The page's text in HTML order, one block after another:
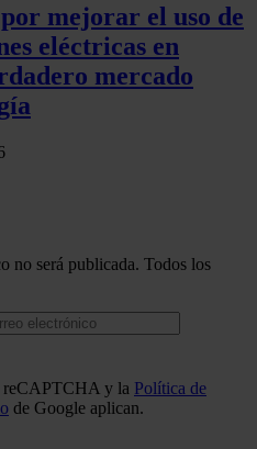
mejorar el uso de
eléctricas en
mercado
no será publicada. Todos los
reCAPTCHA y la Política de
de Google aplican.